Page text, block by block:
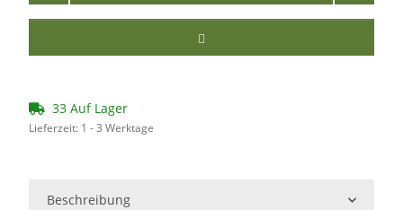
33 Auf Lager
Lieferzeit: 1 - 3 Werktage
Beschreibung